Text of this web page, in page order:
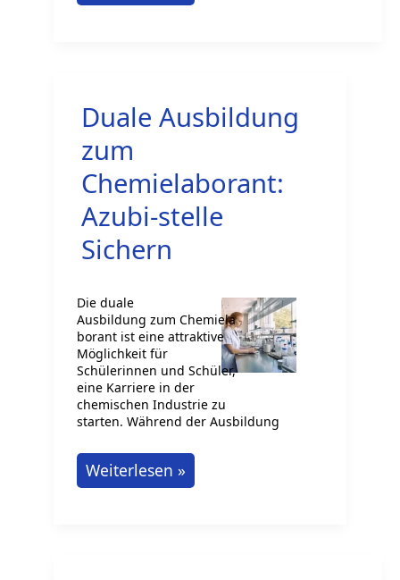
in
gestützte
Personalisierung
Duale Ausbildung
zum
Chemielaborant:
Azubi-stelle
Sichern
Die duale
Ausbildung zum Chemiela
borant ist eine attraktive
Möglichkeit für
Schülerinnen und Schüler,
eine Karriere in der
chemischen Industrie zu
starten. Während der Ausbildung
Duale
Ausbildung
Weiterlesen »